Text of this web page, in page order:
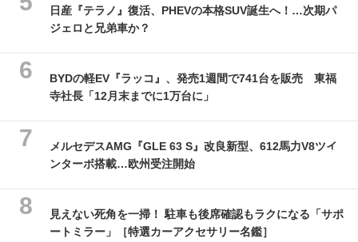
日産『テラノ』復活、PHEVの本格SUV誕生へ！…次期パ
ジェロと兄弟車か？
BYDの軽EV『ラッコ』、発売1週間で741台を販売 東福
寺社長「12月末までに1万台に」
メルセデスAMG『GLE 63 S』改良新型、612馬力V8ツイ
ンターボ搭載…欧州受注開始
見えない死角を一掃！ 駐車も後席確認もラクになる「サポ
ートミラー」［特選カーアクセサリー名鑑］